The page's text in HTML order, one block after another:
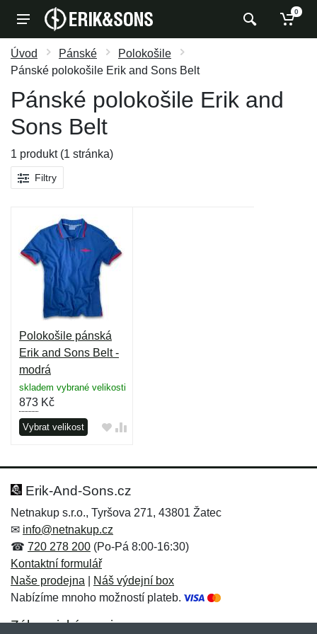
0
Úvod Pánské
Polokošile
Pánské polokošile Erik and Sons Belt
Pánské polokošile Erik and
Sons Belt
1 produkt (1 stránka)
Filtry
Polokošile pánská
Erik and Sons Belt -
modrá
skladem vybrané velikosti
873 Kč
Vybrat velikost
Erik-And-Sons.cz
Netnakup s.r.o., Tyršova 271, 43801 Žatec
✉ info@netnakup.cz
☎ 720 278 200 (Po-Pá 8:00-16:30)
Kontaktní formulář
Naše prodejna
Náš výdejní box
Nabízíme mnoho možností plateb.
Zákaznický servis